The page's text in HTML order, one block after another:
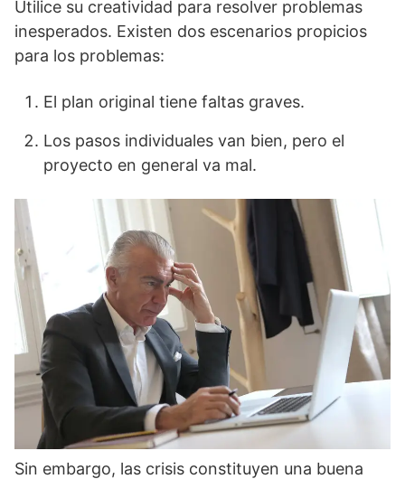
Utilice su creatividad para resolver problemas
inesperados. Existen dos escenarios propicios
para los problemas:
El plan original tiene faltas graves.
Los pasos individuales van bien, pero el
proyecto en general va mal.
Sin embargo, las crisis constituyen una buena